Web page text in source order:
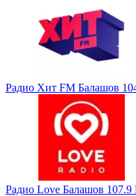
Радио Хит FM Балашов
Радио Love Балашов 107.9